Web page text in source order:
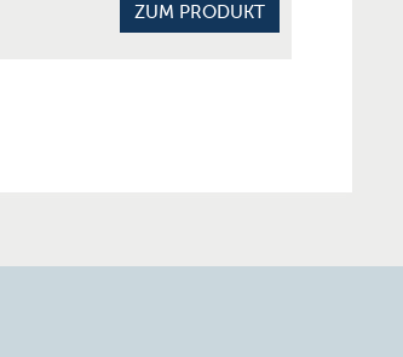
ZUM PRODUKT